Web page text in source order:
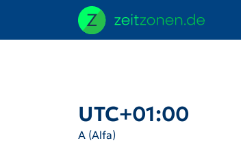
UTC+01:00
A (Alfa)